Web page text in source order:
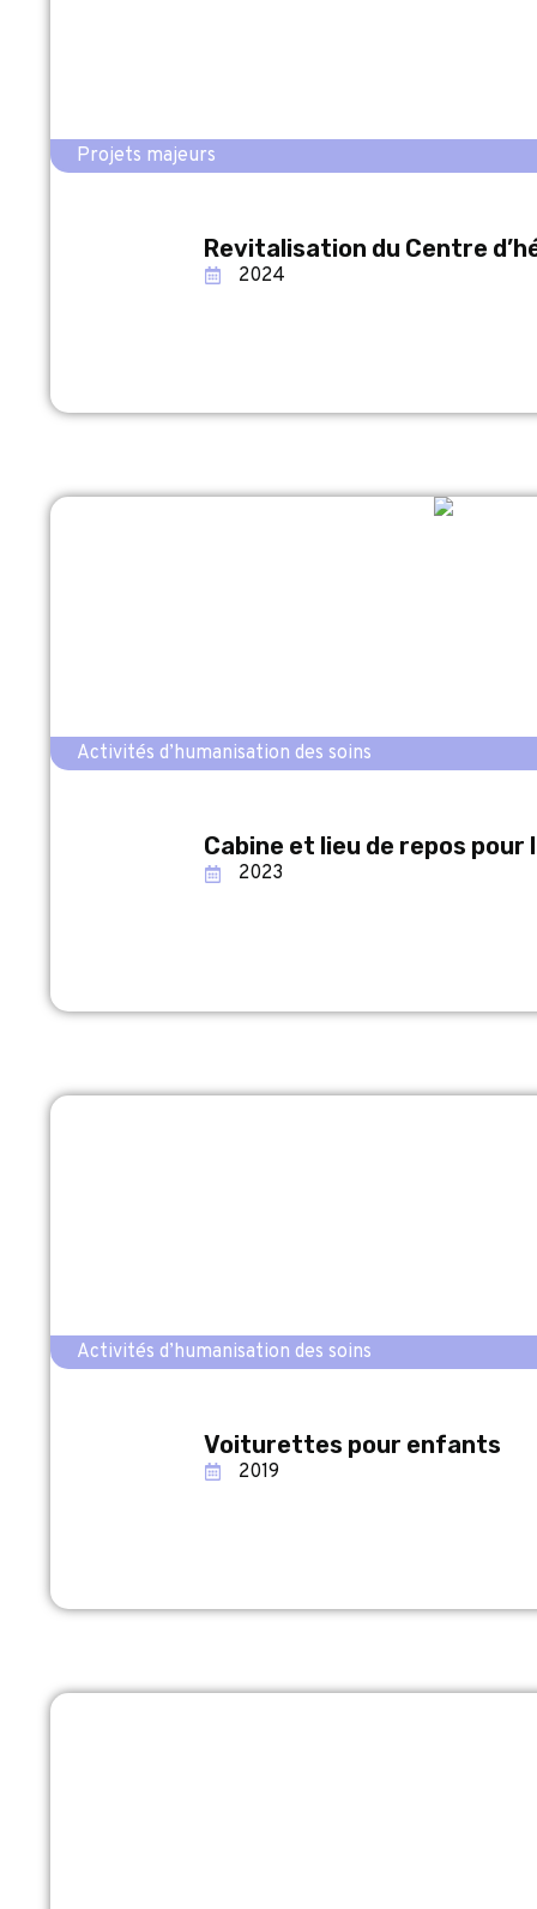
Projets majeurs
Revitalisation du Centre
2024
Activités d’humanisation des soins
Cabine et lieu de repos pour
2023
Activités d’humanisation des soins
Voiturettes pour enfants
2019